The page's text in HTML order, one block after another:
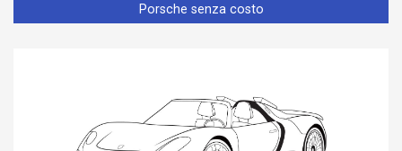
Porsche senza costo